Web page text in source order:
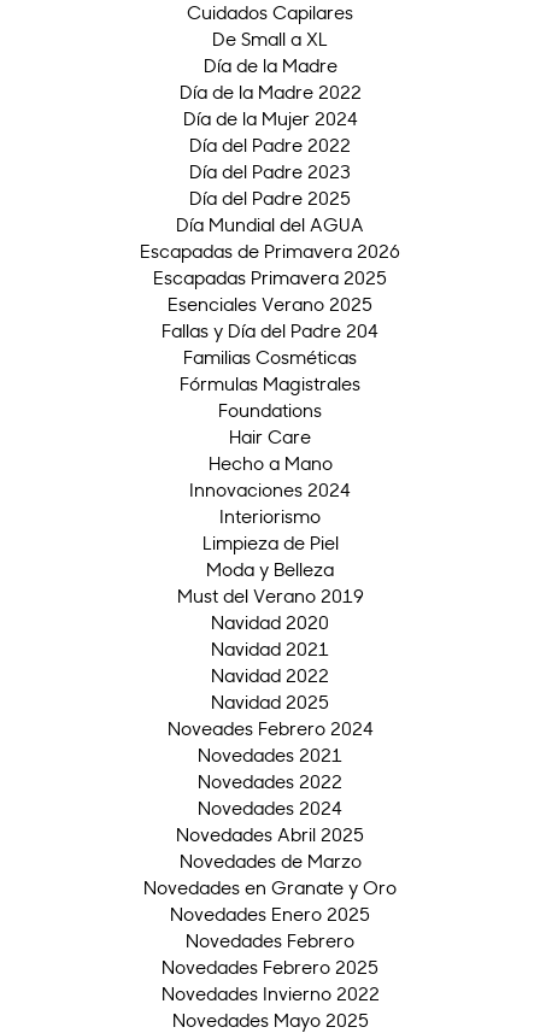
Cuidados Capilares
De Small a XL
Día de la Madre
Día de la Madre 2022
Día de la Mujer 2024
Día del Padre 2022
Día del Padre 2023
Día del Padre 2025
Día Mundial del AGUA
Escapadas de Primavera 2026
Escapadas Primavera 2025
Esenciales Verano 2025
Fallas y Día del Padre 204
Familias Cosméticas
Fórmulas Magistrales
Foundations
Hair Care
Hecho a Mano
Innovaciones 2024
Interiorismo
Limpieza de Piel
Moda y Belleza
Must del Verano 2019
Navidad 2020
Navidad 2021
Navidad 2022
Navidad 2025
Noveades Febrero 2024
Novedades 2021
Novedades 2022
Novedades 2024
Novedades Abril 2025
Novedades de Marzo
Novedades en Granate y Oro
Novedades Enero 2025
Novedades Febrero
Novedades Febrero 2025
Novedades Invierno 2022
Novedades Mayo 2025